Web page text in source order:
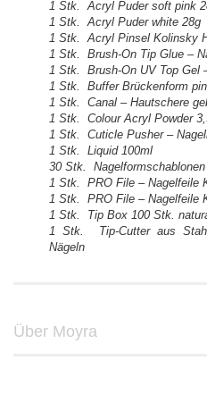
1 Stk. Acryl Puder soft pink
1 Stk. Acryl Puder white 28g
1 Stk. Acryl Pinsel Kolinsky
1 Stk. Brush-On Tip Glue –
1 Stk. Brush-On UV Top Gel
1 Stk. Buffer Brückenform
1 Stk. Canal – Hautschere
1 Stk. Colour Acryl Powder
1 Stk. Cuticle Pusher –
1 Stk. Liquid 100ml
30 Stk. Nagelformschablonen
1 Stk. PRO File – Nagelfeile
1 Stk. PRO File – Nagelfeile
1 Stk. Tip Box 100 Stk.
1 Stk. Tip-Cutter aus
Nägeln
Über Moyra